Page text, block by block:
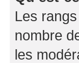
Les
nombre
les